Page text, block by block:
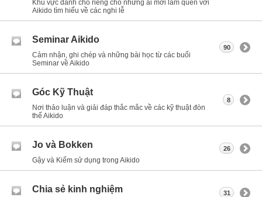
Khu vực dành cho riêng cho những ai mới làm quen với
Aikido tìm hiểu về các nghi lễ
Seminar Aikido
Cảm nhận, ghi chép và những bài học từ các buổi
Seminar về Aikido
90
Góc Kỹ Thuật
Nơi thảo luận và giải đáp thắc mắc về các kỹ thuật đòn
thế Aikido
8
Jo và Bokken
Gậy và Kiếm sử dụng trong Aikido
26
Chia sẻ kinh nghiệm 31